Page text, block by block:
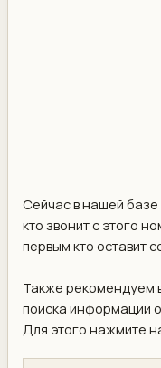
Сейчас в нашей
кто звонит с этого
первым кто оставит
Также рекомендуем
поиска информации
Для этого нажмите